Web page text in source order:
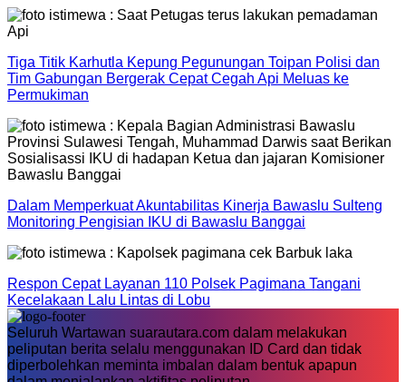
Tiga Titik Karhutla Kepung Pegunungan Toipan Polisi dan
Tim Gabungan Bergerak Cepat Cegah Api Meluas ke
Permukiman
Dalam Memperkuat Akuntabilitas Kinerja Bawaslu Sulteng
Monitoring Pengisian IKU di Bawaslu Banggai
Respon Cepat Layanan 110 Polsek Pagimana Tangani
Kecelakaan Lalu Lintas di Lobu
Seluruh Wartawan suarautara.com dalam melakukan
peliputan berita selalu menggunakan ID Card dan tidak
diperbolehkan meminta imbalan dalam bentuk apapun